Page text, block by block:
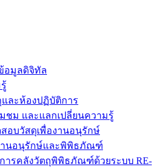
อมูลดิจิทัล
ละห้องปฏิบัติการ
ชม และแลกเปลี่ยนความรู้
อบวัสดุเพื่องานอนุรักษ์
านอนุรักษ์และพิพิธภัณฑ์
ารคลังวัตถุพิพิธภัณฑ์ด้วยระบบ RE-